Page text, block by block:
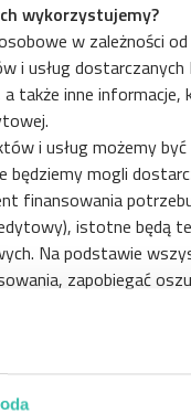
wykorzystujemy?
w zależności
i usług
także inne
i usług możemy
mogli
finansowania
istotne będą
Na podstawie
zapobiegać
produktów i
e-mail oraz
Dostawca
fakturami)